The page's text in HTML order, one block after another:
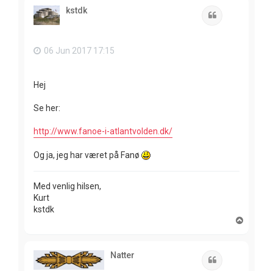
kstdk
06 Jun 2017 17:15
Hej
Se her:
http://www.fanoe-i-atlantvolden.dk/
Og ja, jeg har været på Fanø
Med venlig hilsen,
Kurt
kstdk
Natter